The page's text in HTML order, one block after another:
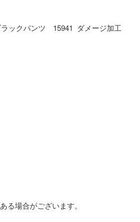
ックパンツ　15941  ダメージ加工
る場合がございます。